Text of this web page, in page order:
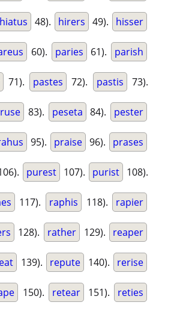
hiatus 48). hirers 49). hisser
60). paries 61). parish
71). pastes 72). pastis 73).
83). peseta 84). pester
95). praise 96). prases
purest 107). purist 108).
117). raphis 118). rapier
128). rather 129). reaper
139). repute 140). rerise
150). retear 151). reties